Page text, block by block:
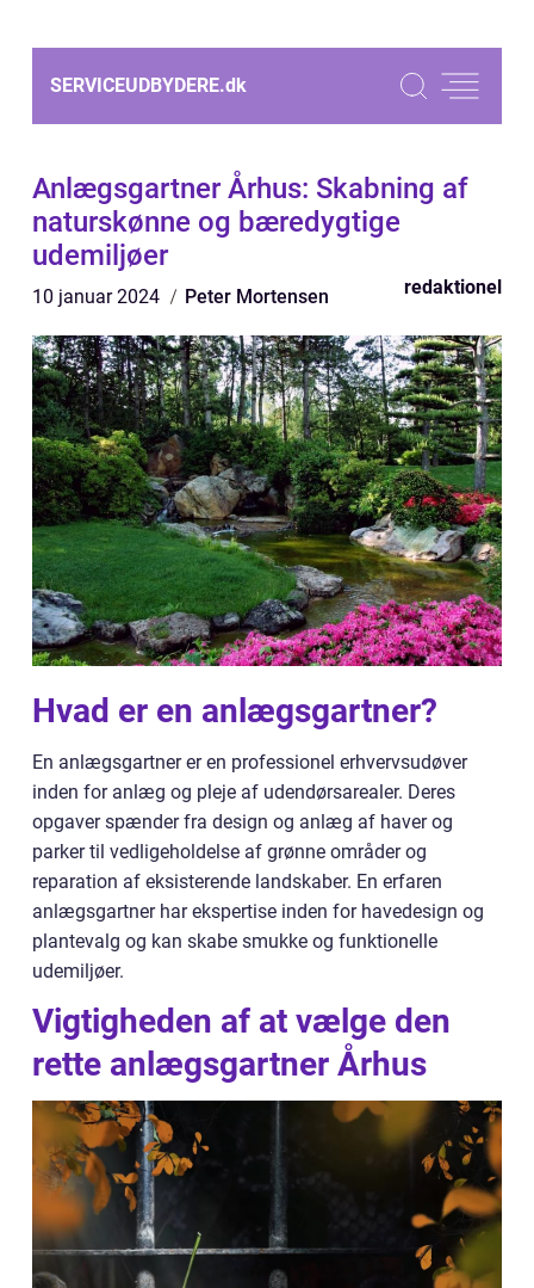
SERVICEUDBYDERE.dk
Anlægsgartner Århus: Skabning af
naturskønne og bæredygtige
udemiljøer
10 januar 2024 Peter Mortensen redaktionel
Hvad er en anlægsgartner?
En anlægsgartner er en professionel erhvervsudøver
inden for anlæg og pleje af udendørsarealer. Deres
opgaver spænder fra design og anlæg af haver og
parker til vedligeholdelse af grønne områder og
reparation af eksisterende landskaber. En erfaren
anlægsgartner har ekspertise inden for havedesign og
plantevalg og kan skabe smukke og funktionelle
udemiljøer.
Vigtigheden af at vælge den
rette anlægsgartner Århus